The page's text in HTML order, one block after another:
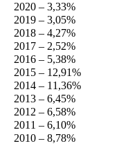
⠀2020 – 3,33%
⠀2019 – 3,05%
⠀2018 – 4,27%
⠀2017 – 2,52%
⠀2016 – 5,38%
⠀2015 – 12,91%
⠀2014 – 11,36%
⠀2013 – 6,45%
⠀2012 – 6,58%
⠀2011 – 6,10%
⠀2010 – 8,78%